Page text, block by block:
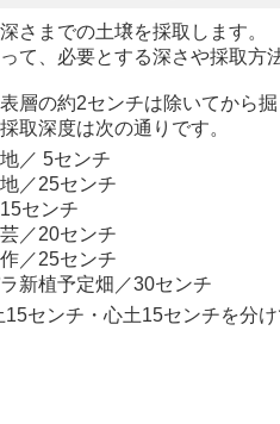
さまでの土壌を採取します。
って、必要とする深さや採取方
層の約2センチは除いてから掘
取深度は次の通りです。
／ 5センチ
／25センチ
センチ
／20センチ
／25センチ
新植予定畑／30センチ
15センチ・心土15センチを分